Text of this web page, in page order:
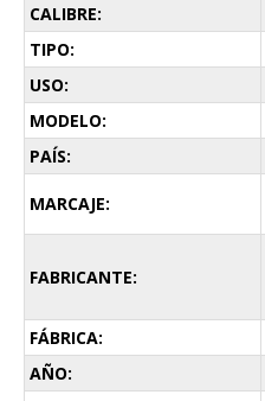
CALIBRE:
TIPO:
USO:
MODELO:
PAÍS:
MARCAJE:
FABRICANTE:
FÁBRICA:
AÑO: